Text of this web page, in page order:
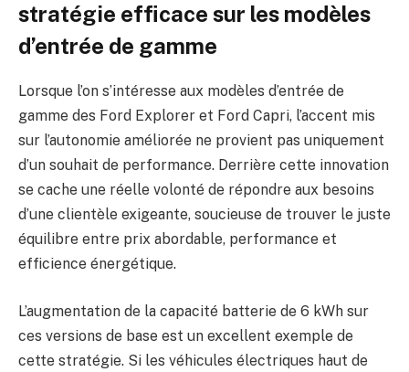
stratégie efficace sur les modèles
d’entrée de gamme
Lorsque l’on s’intéresse aux modèles d’entrée de
gamme des Ford Explorer et Ford Capri, l’accent mis
sur l’autonomie améliorée ne provient pas uniquement
d’un souhait de performance. Derrière cette innovation
se cache une réelle volonté de répondre aux besoins
d’une clientèle exigeante, soucieuse de trouver le juste
équilibre entre prix abordable, performance et
efficience énergétique.
L’augmentation de la capacité batterie de 6 kWh sur
ces versions de base est un excellent exemple de
cette stratégie. Si les véhicules électriques haut de